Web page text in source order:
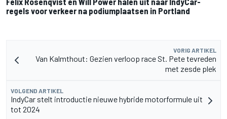
regels voor verkeer na podiumplaatsen in Portland
VORIG ARTIKEL
Van Kalmthout: Gezien verloop race St. Pete tevreden
met zesde plek
VOLGEND ARTIKEL
IndyCar stelt introductie nieuwe hybride motorformule uit
tot 2024